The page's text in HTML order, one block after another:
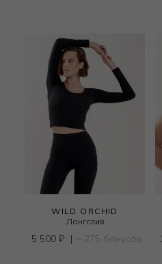
WILD ORCHID
Лонгслив
5 500 ₽ | + 275 бонусов